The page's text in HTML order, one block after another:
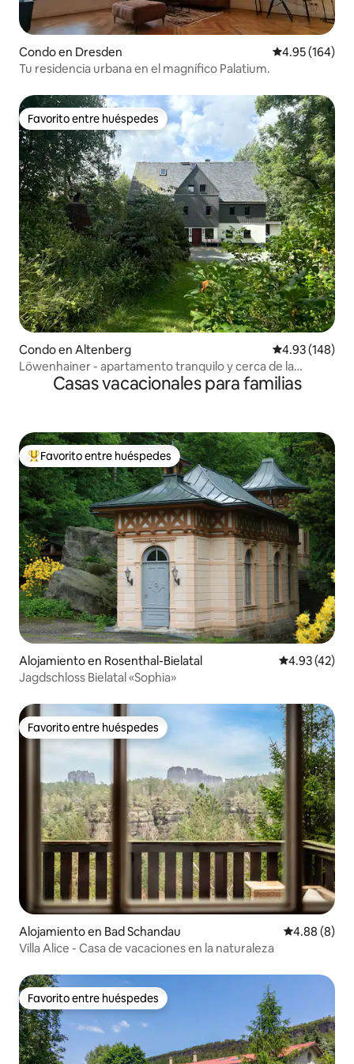
Condo en Dresden Calificación
4.95 (164)
Tu residencia urbana en el magnífico Palatium.
Favorito entre huéspedes
Favorito entre huéspedes
Condo en Altenberg Calificación
4.93 (148)
Löwenhainer - apartamento tranquilo y cerca de la
naturalezaCasas vacacionales para familias
Favorito entre huéspedes preferido
Favorito entre huéspedes
Alojamiento en Rosenthal-Bielatal Calificación
4.93 (42)
Jagdschloss Bielatal «Sophia»
Favorito entre huéspedes
Favorito entre huéspedes
Alojamiento en Bad Schandau Calificación
4.88 (8)
Villa Alice - Casa de vacaciones en la naturaleza
Favorito entre huéspedes
Favorito entre huéspedes